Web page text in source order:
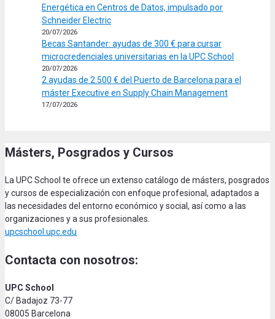
Energética en Centros de Datos, impulsado por
Schneider Electric
20/07/2026
Becas Santander: ayudas de 300 € para cursar
microcredenciales universitarias en la UPC School
20/07/2026
2 ayudas de 2.500 € del Puerto de Barcelona para el
máster Executive en Supply Chain Management
17/07/2026
Másters, Posgrados y Cursos
La UPC School te ofrece un extenso catálogo de másters, posgrados
y cursos de especialización con enfoque profesional, adaptados a
las necesidades del entorno económico y social, así como a las
organizaciones y a sus profesionales.
upcschool.upc.edu
Contacta con nosotros:
UPC School
C/ Badajoz 73-77
08005 Barcelona